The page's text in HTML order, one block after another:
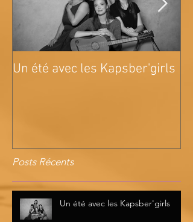
Un été avec les Kapsber'girls
Posts Récents
Un été avec les Kapsber'girls